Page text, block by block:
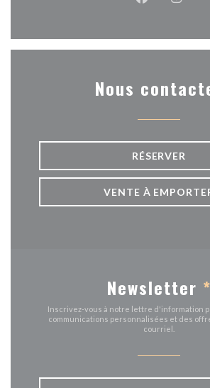
Facebook
Nous
RÉSERVER
VENTE À
Newsletter *
Inscrivez-vous à notre lettre d'information
communications personnalisées et des
courriel.